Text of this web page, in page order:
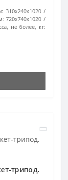
310x240x1020
720x740x1020
не более, кг:
трипод.